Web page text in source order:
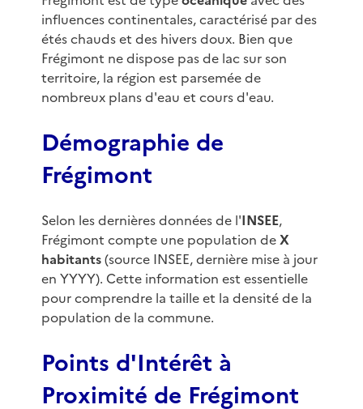
influences continentales, caractérisé par des
étés chauds et des hivers doux. Bien que
Frégimont ne dispose pas de lac sur son
territoire, la région est parsemée de
nombreux plans d'eau et cours d'eau.
Démographie de
Frégimont
Selon les dernières données de l'INSEE,
Frégimont compte une population deX
habitants(source INSEE, dernière mise à jour
en YYYY). Cette information est essentielle
pour comprendre la taille et la densité de la
population de la commune.
Points d'Intérêt à
Proximité de Frégimont